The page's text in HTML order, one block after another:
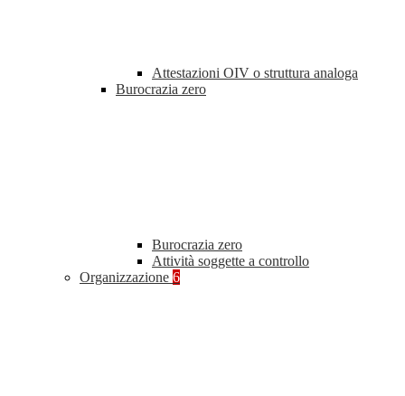
Attestazioni OIV o struttura analoga
Burocrazia zero
Burocrazia zero
Attività soggette a controllo
Organizzazione 6